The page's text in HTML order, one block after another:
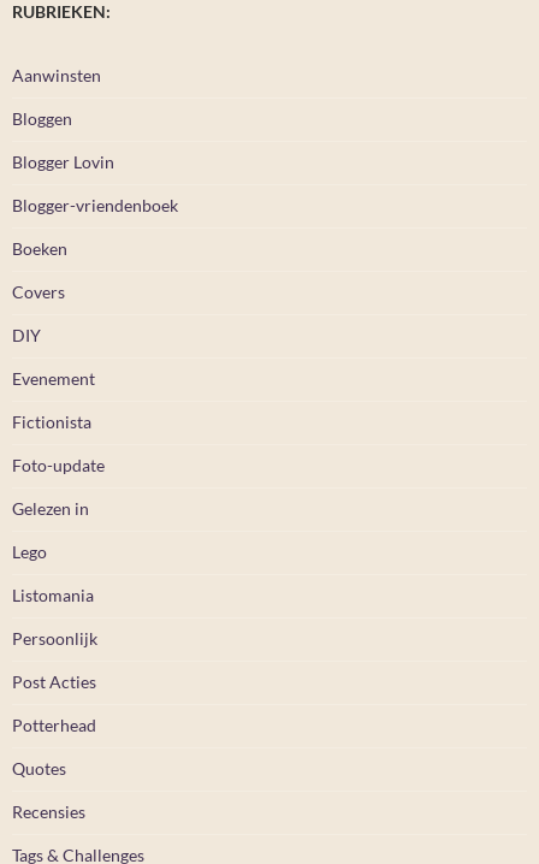
RUBRIEKEN:
Aanwinsten
Bloggen
Blogger Lovin
Blogger-vriendenboek
Boeken
Covers
DIY
Evenement
Fictionista
Foto-update
Gelezen in
Lego
Listomania
Persoonlijk
Post Acties
Potterhead
Quotes
Recensies
Tags & Challenges